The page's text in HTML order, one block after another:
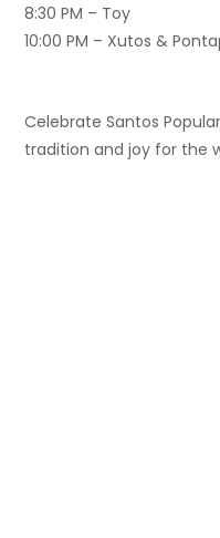
8:30 PM – Toy
10:00 PM – Xutos &
Celebrate Santos
tradition and joy for the